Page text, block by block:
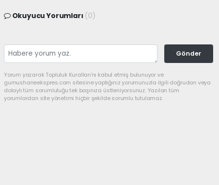
Okuyucu Yorumları (0)
Gönder
Yorum yazarak Topluluk Kuralları’nı kabul etmiş bulunuyor ve
gumushaneekspres.com sitesine yaptığınız yorumunuzla ilgili doğrudan veya
dolaylı tüm sorumluluğu tek başınıza üstleniyorsunuz. Yazılan tüm
yorumlardan site yönetimi hiçbir şekilde sorumlu tutulamaz.